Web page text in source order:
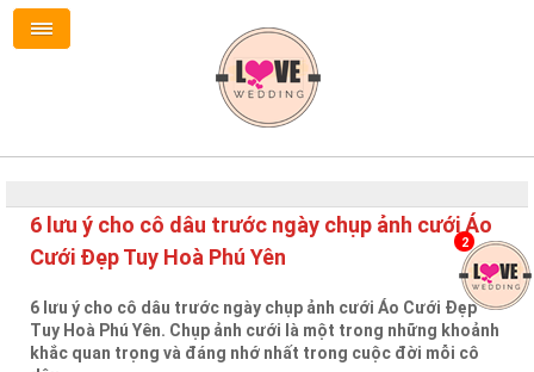
6 lưu ý cho cô dâu trước ngày chụp ảnh cưới Áo
Cưới Đẹp Tuy Hoà Phú Yên
6 lưu ý cho cô dâu trước ngày chụp ảnh cưới Áo Cưới Đẹp
Tuy Hoà Phú Yên. Chụp ảnh cưới là một trong những khoảnh
khắc quan trọng và đáng nhớ nhất trong cuộc đời mỗi cô
2